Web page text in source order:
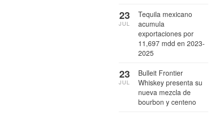
Tequila mexicano
acumula
exportaciones por
11,697 mdd en 2023-
2025
23
JUL
Bulleit Frontier
Whiskey presenta su
nueva mezcla de
bourbon y centeno
23
JUL